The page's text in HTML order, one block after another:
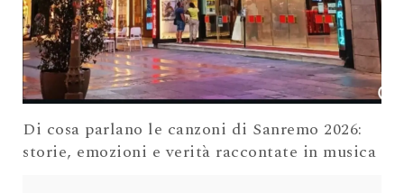
Di cosa parlano le canzoni di Sanremo 2026:
storie, emozioni e verità raccontate in musica